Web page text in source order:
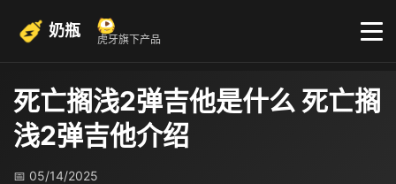
奶瓶 虎牙旗下产品
死亡搁浅2弹吉他是什么 死亡搁
浅2弹吉他介绍
📅 05/14/2025